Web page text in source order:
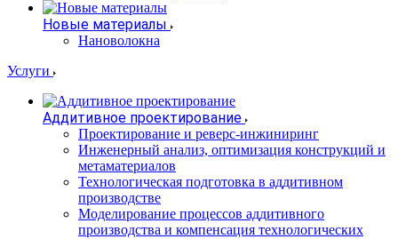
Новые материалы
Нановолокна
Услуги
Аддитивное проектирование
Проектирование и реверс-инжиниринг
Инженерный анализ, оптимизация конструкций и
метаматериалов
Технологическая подготовка в аддитивном
производстве
Моделирование процессов аддитивного
производства и компенсация технологических